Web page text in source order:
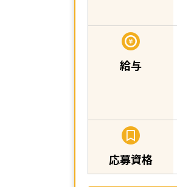
給与
応募資格